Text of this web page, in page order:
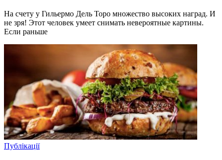
На счету у Гильермо Дель Торо множество высоких наград. И
не зря! Этот человек умеет снимать невероятные картины.
Если раньше
Публікації